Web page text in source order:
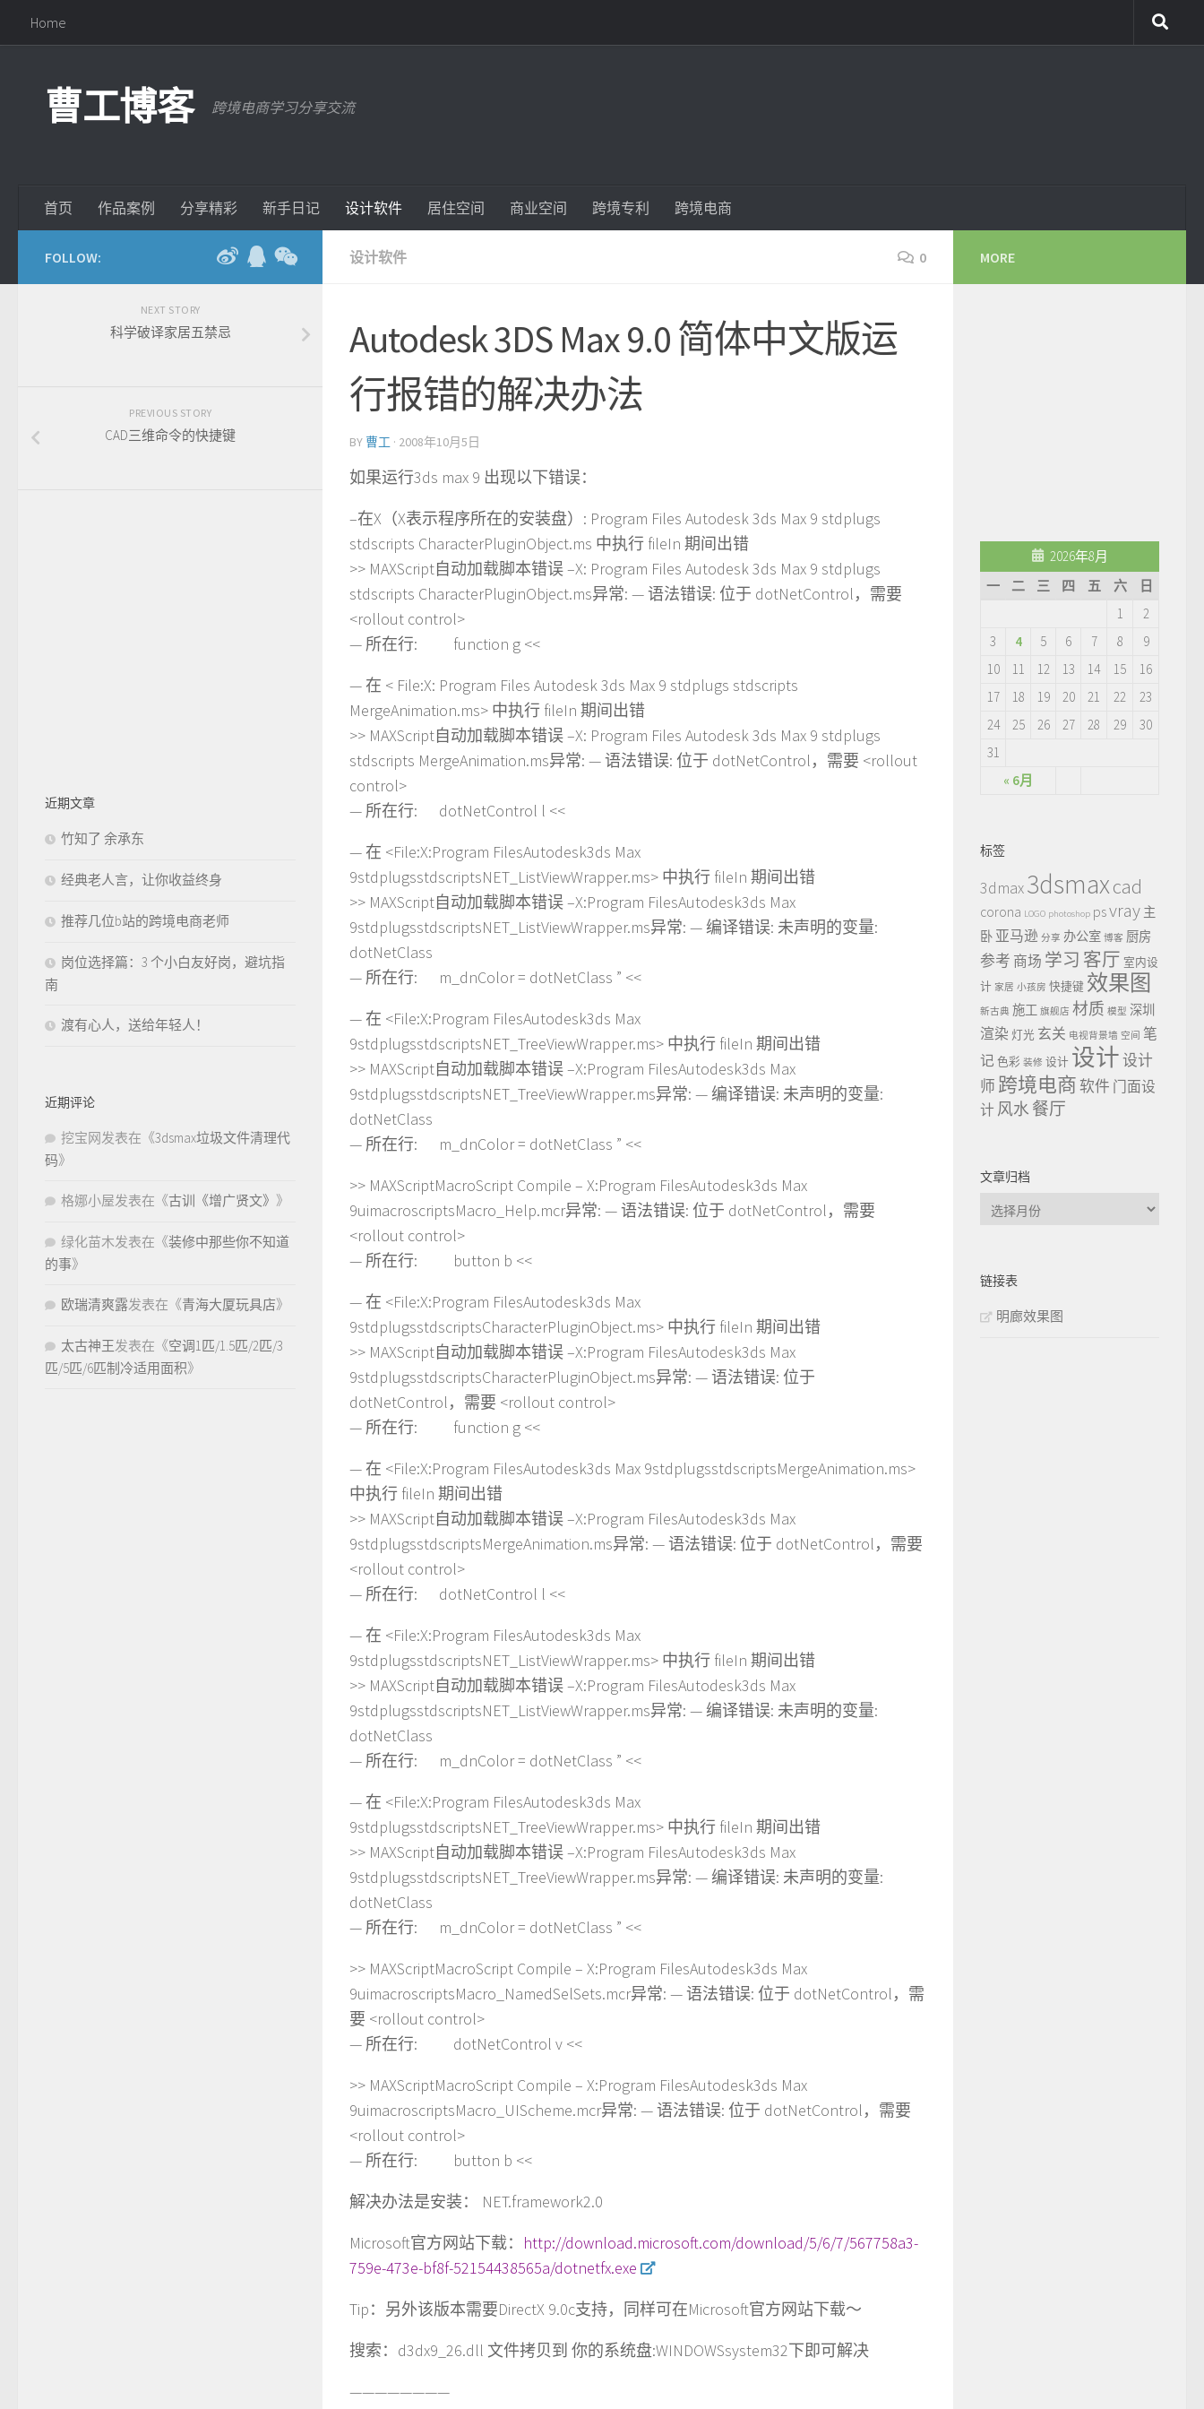
Home
曹工博客 跨境电商学习分享交流
首页 作品案例 分享精彩 新手日记 设计软件 居住空间 商业空间 跨境专利 跨境电商
设计软件 0
Autodesk 3DS Max 9.0 简体中文版运
行报错的解决办法
BY 曹工 · 2008年10月5日
如果运行3ds max 9 出现以下错误：
–在X（X表示程序所在的安装盘）: Program Files Autodesk 3ds Max 9 stdplugs
stdscripts CharacterPluginObject.ms 中执行 fileIn 期间出错
>> MAXScript自动加载脚本错误 –X: Program Files Autodesk 3ds Max 9 stdplugs
stdscripts CharacterPluginObject.ms异常: — 语法错误: 位于 dotNetControl，需要
<rollout control>
— 所在行: function g <<
— 在 < File:X: Program Files Autodesk 3ds Max 9 stdplugs stdscripts
MergeAnimation.ms> 中执行 fileIn 期间出错
>> MAXScript自动加载脚本错误 –X: Program Files Autodesk 3ds Max 9 stdplugs
stdscripts MergeAnimation.ms异常: — 语法错误: 位于 dotNetControl，需要 <rollout
control>
— 所在行: dotNetControl l <<
— 在 <File:X:Program FilesAutodesk3ds Max
9stdplugsstdscriptsNET_ListViewWrapper.ms> 中执行 fileIn 期间出错
>> MAXScript自动加载脚本错误 –X:Program FilesAutodesk3ds Max
9stdplugsstdscriptsNET_ListViewWrapper.ms异常: — 编译错误: 未声明的变量:
dotNetClass
— 所在行: m_dnColor = dotNetClass ” <<
— 在 <File:X:Program FilesAutodesk3ds Max
9stdplugsstdscriptsNET_TreeViewWrapper.ms> 中执行 fileIn 期间出错
>> MAXScript自动加载脚本错误 –X:Program FilesAutodesk3ds Max
9stdplugsstdscriptsNET_TreeViewWrapper.ms异常: — 编译错误: 未声明的变量:
dotNetClass
— 所在行: m_dnColor = dotNetClass ” <<
>> MAXScriptMacroScript Compile – X:Program FilesAutodesk3ds Max
9uimacroscriptsMacro_Help.mcr异常: — 语法错误: 位于 dotNetControl，需要
<rollout control>
— 所在行: button b <<
— 在 <File:X:Program FilesAutodesk3ds Max
9stdplugsstdscriptsCharacterPluginObject.ms> 中执行 fileIn 期间出错
>> MAXScript自动加载脚本错误 –X:Program FilesAutodesk3ds Max
9stdplugsstdscriptsCharacterPluginObject.ms异常: — 语法错误: 位于
dotNetControl，需要 <rollout control>
— 所在行: function g <<
— 在 <File:X:Program FilesAutodesk3ds Max 9stdplugsstdscriptsMergeAnimation.ms>
中执行 fileIn 期间出错
>> MAXScript自动加载脚本错误 –X:Program FilesAutodesk3ds Max
9stdplugsstdscriptsMergeAnimation.ms异常: — 语法错误: 位于 dotNetControl，需要
<rollout control>
— 所在行: dotNetControl l <<
— 在 <File:X:Program FilesAutodesk3ds Max
9stdplugsstdscriptsNET_ListViewWrapper.ms> 中执行 fileIn 期间出错
>> MAXScript自动加载脚本错误 –X:Program FilesAutodesk3ds Max
9stdplugsstdscriptsNET_ListViewWrapper.ms异常: — 编译错误: 未声明的变量:
dotNetClass
— 所在行: m_dnColor = dotNetClass ” <<
— 在 <File:X:Program FilesAutodesk3ds Max
9stdplugsstdscriptsNET_TreeViewWrapper.ms> 中执行 fileIn 期间出错
>> MAXScript自动加载脚本错误 –X:Program FilesAutodesk3ds Max
9stdplugsstdscriptsNET_TreeViewWrapper.ms异常: — 编译错误: 未声明的变量:
dotNetClass
— 所在行: m_dnColor = dotNetClass ” <<
>> MAXScriptMacroScript Compile – X:Program FilesAutodesk3ds Max
9uimacroscriptsMacro_NamedSelSets.mcr异常: — 语法错误: 位于 dotNetControl，需
要 <rollout control>
— 所在行: dotNetControl v <<
>> MAXScriptMacroScript Compile – X:Program FilesAutodesk3ds Max
9uimacroscriptsMacro_UIScheme.mcr异常: — 语法错误: 位于 dotNetControl，需要
<rollout control>
— 所在行: button b <<
解决办法是安装： NET.framework2.0
Microsoft官方网站下载： http://download.microsoft.com/download/5/6/7/567758a3-
759e-473e-bf8f-52154438565a/dotnetfx.exe
Tip：另外该版本需要DirectX 9.0c支持，同样可在Microsoft官方网站下载～
搜索：d3dx9_26.dll 文件拷贝到 你的系统盘:WINDOWSsystem32下即可解决
————————
FOLLOW:
NEXT STORY
科学破译家居五禁忌
PREVIOUS STORY
CAD三维命令的快捷键
近期文章
竹知了 余承东
经典老人言，让你收益终身
推荐几位b站的跨境电商老师
岗位选择篇：3 个小白友好岗，避坑指
南
渡有心人，送给年轻人！
近期评论
挖宝网发表在《3dsmax垃圾文件清理代
码》
格娜小屋发表在《古训《增广贤文》 》
绿化苗木发表在《装修中那些你不知道
的事》
欧瑞清爽露发表在《青海大厦玩具店》
太古神王发表在《空调1匹/1.5匹/2匹/3
匹/5匹/6匹制冷适用面积》
MORE
2026年8月
一
二 三 四 五 六 日
« 6月
1
2
3
4 5 6 7 8
9
10
11 12 13 14 15
16
17
18 19 20 21 22
23
24
25 26 27 28 29
30
31
标签
3dmax3dsmaxcad
corona LOGO photoshop psvray 主
卧 亚马逊 分享 办公室 博客 厨房
参考 商场 学习 客厅 室内设
计 家居 小孩房 快捷键 效果图
新古典 施工 旗舰店 材质 模型 深圳
渲染 灯光 玄关 电视背景墙 空间 笔
记 色彩 装修 设计 设计设计
师 跨境电商软件 门面设
计 风水 餐厅
文章归档
文
链接表
明廊效果图